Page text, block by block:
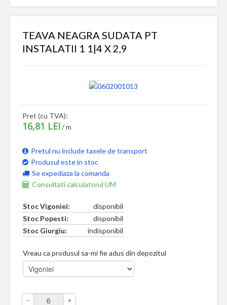
TEAVA NEAGRA SUDATA PT
INSTALATII 1 1|4 X 2,9
Pret (cu TVA):
16,81 LEI/ m
Pretul nu include taxele de transport
Produsul este in stoc
Se expediaza la comanda
Consultati calculatorul UM
Stoc Vigoniei:
disponibil
Stoc Popesti:
disponibil
Stoc Giurgiu:
indisponibil
Vreau ca produsul sa-mi fie adus din depozitul
– +